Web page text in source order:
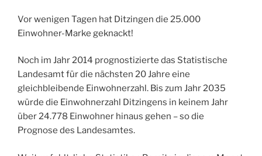
Vor wenigen Tagen hat Ditzingen die 25.000
Einwohner-Marke geknackt!
Noch im Jahr 2014 prognostizierte das Statistische
Landesamt für die nächsten 20 Jahre eine
gleichbleibende Einwohnerzahl. Bis zum Jahr 2035
würde die Einwohnerzahl Ditzingens in keinem Jahr
über 24.778 Einwohner hinaus gehen – so die
Prognose des Landesamtes.